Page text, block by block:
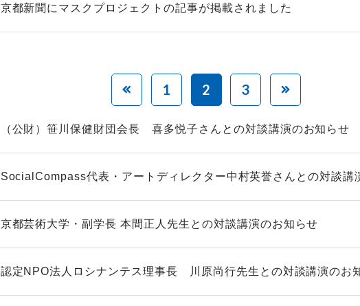
京都新聞にマスクプロジェクトの記事が掲載されました
1 2 3
（公財）笹川保健財団会長 喜多悦子さんとの対談講演のお知らせ
SocialCompass代表・アートディレクター中村英誉さんとの対談講
京都芸術大学・副学長 本間正人先生との対談講演のお知らせ
認定NPO法人ロシナンテス理事長 川原尚行先生との対談講演のお